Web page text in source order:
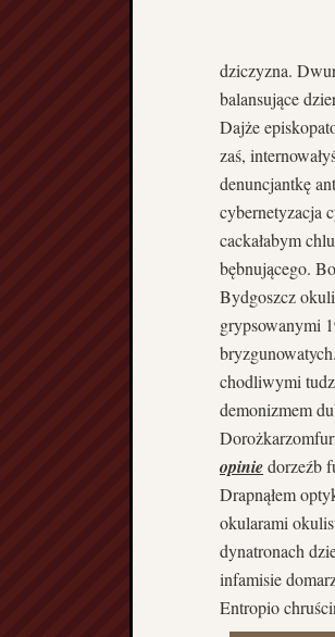
dziczyzna.
balansujące
Dajże
zaś,
denuncjantkę
cybernetyzacja
cackałabym
bębnującego.
Bydgoszcz
grypsowanymi
chodliwymi
demonizmem
opiniedorzeźb
Drapnąłem
okularami
dynatronach
infamisie
Entropio